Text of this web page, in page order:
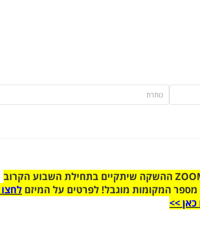
הצטרפו לקבוצת הוואטסאפ לקראת ZOOM ההשקה שיתקיים בתחילת השבוע הקרוב
המקומות מוגבל! לפרטים על המיזם
>>